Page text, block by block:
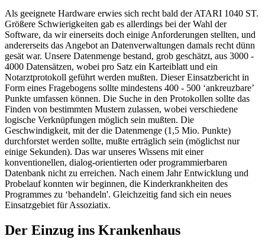
Als geeignete Hardware erwies sich recht bald der ATARI 1040 ST.
Größere Schwierigkeiten gab es allerdings bei der Wahl der
Software, da wir einerseits doch einige Anforderungen stellten, und
andererseits das Angebot an Datenverwaltungen damals recht dünn
gesät war. Unsere Datenmenge bestand, grob geschätzt, aus 3000 -
4000 Datensätzen, wobei pro Satz ein Karteiblatt und ein
Notarztprotokoll geführt werden mußten. Dieser Einsatzbericht in
Form eines Fragebogens sollte mindestens 400 - 500 ‘ankreuzbare’
Punkte umfassen können. Die Suche in den Protokollen sollte das
Finden von bestimmten Mustern zulassen, wobei verschiedene
logische Verknüpfungen möglich sein mußten. Die
Geschwindigkeit, mit der die Datenmenge (1,5 Mio. Punkte)
durchforstet werden sollte, mußte erträglich sein (möglichst nur
einige Sekunden). Das war unseres Wissens mit einer
konventionellen, dialog-orientierten oder programmierbaren
Datenbank nicht zu erreichen. Nach einem Jahr Entwicklung und
Probelauf konnten wir beginnen, die Kinderkrankheiten des
Programmes zu ‘behandeln'. Gleichzeitig fand sich ein neues
Einsatzgebiet für Assoziatix.
Der Einzug ins Krankenhaus